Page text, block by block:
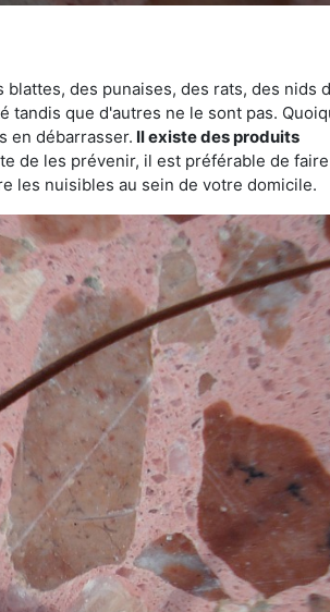
des punaises, des rats, des nids
tandis que d'autres ne le sont pas.
en débarrasser. Il existe des produits
de les prévenir, il est préférable de faire
les nuisibles au sein de votre domicile.